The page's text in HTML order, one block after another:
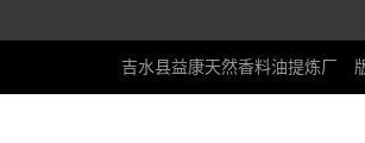
吉水县益康天然香料油提炼厂